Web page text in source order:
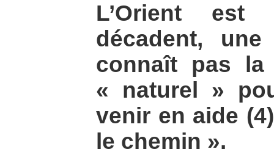
L’Orient est
décadent,
connaît pas
« naturel »
venir en aide
le chemin ».